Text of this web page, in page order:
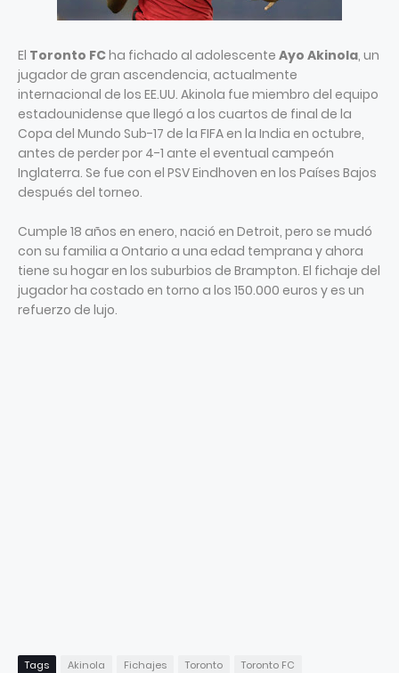
El Toronto FCha fichado al adolescente Ayo Akinola, un
jugador de gran ascendencia, actualmente
internacional de los EE.UU. Akinola fue miembro del equipo
estadounidense que llegó a los cuartos de final de la
Copa del Mundo Sub-17 de la FIFA en la India en octubre,
antes de perder por 4-1 ante el eventual campeón
Inglaterra. Se fue con el PSV Eindhoven en los Países Bajos
después del torneo.
Cumple 18 años en enero, nació en Detroit, pero se mudó
con su familia a Ontario a una edad temprana y ahora
tiene su hogar en los suburbios de Brampton. El fichaje del
jugador ha costado en torno a los 150.000 euros y es un
refuerzo de lujo.
Tags Akinola Fichajes Toronto Toronto FC